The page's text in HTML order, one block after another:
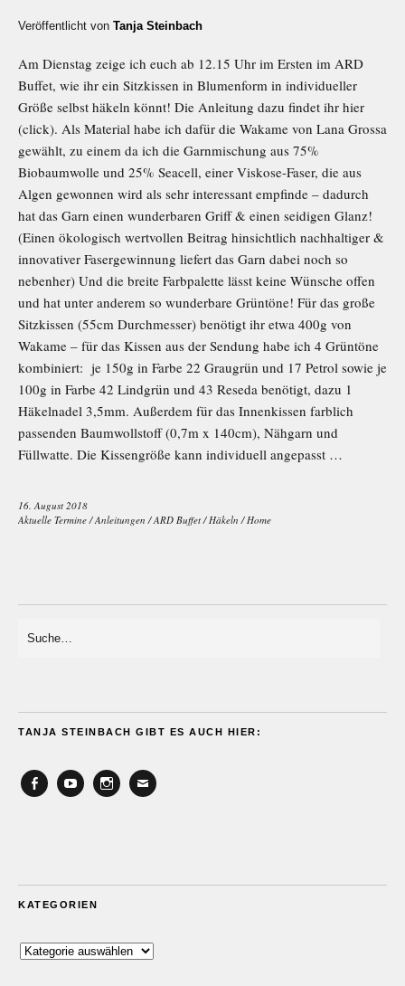
Veröffentlicht von Tanja Steinbach
Am Dienstag zeige ich euch ab 12.15 Uhr im Ersten im ARD
Buffet, wie ihr ein Sitzkissen in Blumenform in individueller
Größe selbst häkeln könnt! Die Anleitung dazu findet ihr hier
(click). Als Material habe ich dafür die Wakame von Lana Grossa
gewählt, zu einem da ich die Garnmischung aus 75%
Biobaumwolle und 25% Seacell, einer Viskose-Faser, die aus
Algen gewonnen wird als sehr interessant empfinde – dadurch
hat das Garn einen wunderbaren Griff & einen seidigen Glanz!
(Einen ökologisch wertvollen Beitrag hinsichtlich nachhaltiger &
innovativer Fasergewinnung liefert das Garn dabei noch so
nebenher) Und die breite Farbpalette lässt keine Wünsche offen
und hat unter anderem so wunderbare Grüntöne! Für das große
Sitzkissen (55cm Durchmesser) benötigt ihr etwa 400g von
Wakame – für das Kissen aus der Sendung habe ich 4 Grüntöne
kombiniert: je 150g in Farbe 22 Graugrün und 17 Petrol sowie je
100g in Farbe 42 Lindgrün und 43 Reseda benötigt, dazu 1
Häkelnadel 3,5mm. Außerdem für das Innenkissen farblich
passenden Baumwollstoff (0,7m x 140cm), Nähgarn und
Füllwatte. Die Kissengröße kann individuell angepasst …
16. August 2018
Aktuelle Termine /Anleitungen /ARD Buffet / Häkeln / Home
TANJA STEINBACH GIBT ES AUCH HIER:
KATEGORIEN
Kategorien